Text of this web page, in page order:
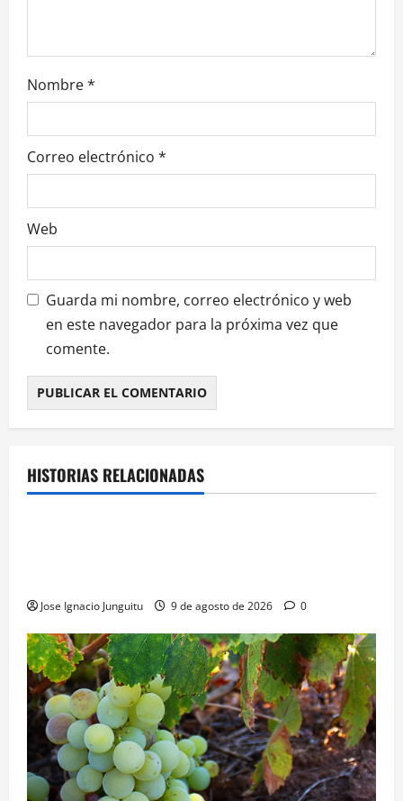
r
a
d
a
s
Nombre*
Correo electrónico *
Web
Guarda mi nombre, correo electrónico y web
en este navegador para la próxima vez que
comente.
HISTORIAS RELACIONADAS
¿HABLAMOS DE VINO? NOTICIAS
Jose Ignacio Junguitu 9 de agosto de 2026 0